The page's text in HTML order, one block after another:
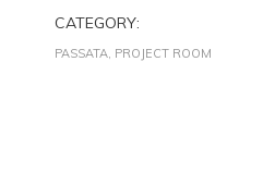
CATEGORY:
PASSATA, PROJECT ROOM